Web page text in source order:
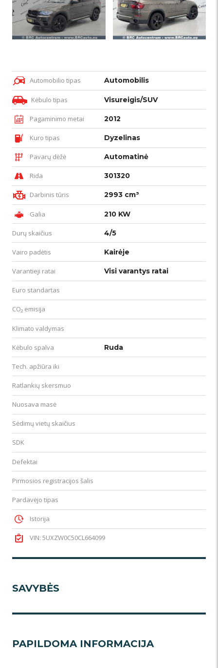
Automobilio tipas Automobilis
Kėbulo tipas Visureigis/SUV
Pagaminimo metai 2012
Kuro tipas Dyzelinas
Pavarų dėžė Automatinė
Rida 301320
Darbinis tūris 2993 cm³
Galia 210 KW
Durų skaičius 4/5
Vairo padėtis Kairėje
Varantieji ratai Visi varantys ratai
Euro standartas
CO₂ emisija
Klimato valdymas
Kėbulo spalva Ruda
Tech. apžiūra iki
Ratlankių skersmuo
Nuosava masė
Sėdimų vietų skaičius
SDK
Defektai
Pirmosios registracijos šalis
Pardavėjo tipas
Istorija
VIN: 5UXZW0C50CL664099
SAVYBĖS
PAPILDOMA INFORMACIJA